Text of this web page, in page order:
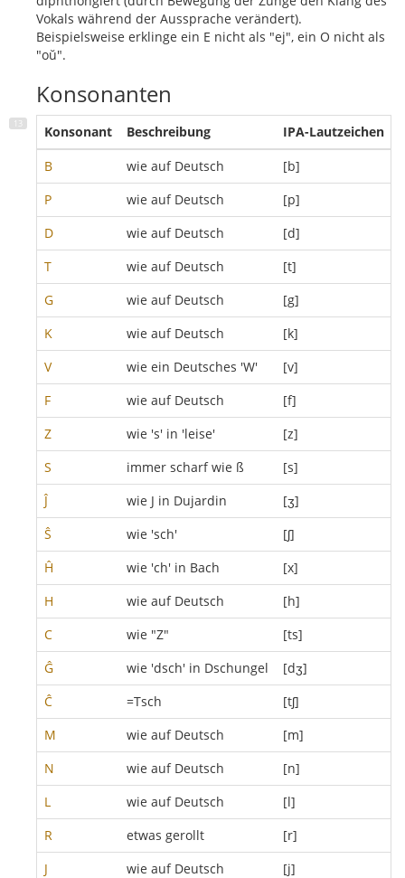
Vokals während der Aussprache verändert).
Beispielsweise erklinge ein E nicht als "ej", ein O nicht als
"oŭ".
Konsonanten
Konsonant Beschreibung
IPA-Lautzeichen
B
wie auf Deutsch
[b]
P
wie auf Deutsch
[p]
D
wie auf Deutsch
[d]
T
wie auf Deutsch
[t]
G
wie auf Deutsch
[g]
K
wie auf Deutsch
[k]
V
wie ein Deutsches 'W'
[v]
F
wie auf Deutsch
[f]
Z
wie 's' in 'leise'
[z]
S
immer scharf wie ß
[s]
Ĵ
wie J in Dujardin
[ʒ]
Ŝ
wie 'sch'
[ʃ]
Ĥ
wie 'ch' in Bach
[x]
H
wie auf Deutsch
[h]
C
wie "Z"
[ts]
Ĝ
wie 'dsch' in Dschungel
[dʒ]
Ĉ
=Tsch
[tʃ]
M
wie auf Deutsch
[m]
N
wie auf Deutsch
[n]
L
wie auf Deutsch
[l]
R
etwas gerollt
[r]
J
wie auf Deutsch
[j]